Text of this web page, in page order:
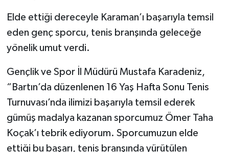
Elde ettiği dereceyle Karaman’ı başarıyla temsil
eden genç sporcu, tenis branşında geleceğe
yönelik umut verdi.
Gençlik ve Spor İl Müdürü Mustafa Karadeniz,
“Bartın’da düzenlenen 16 Yaş Hafta Sonu Tenis
Turnuvası’nda ilimizi başarıyla temsil ederek
gümüş madalya kazanan sporcumuz Ömer Taha
Koçak’ı tebrik ediyorum. Sporcumuzun elde
ettiği bu başarı, tenis branşında yürütülen